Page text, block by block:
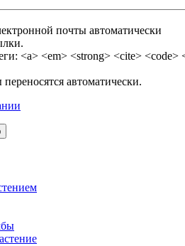
почты автоматически
<a> <em> <strong> <cite> <code>
автоматически.